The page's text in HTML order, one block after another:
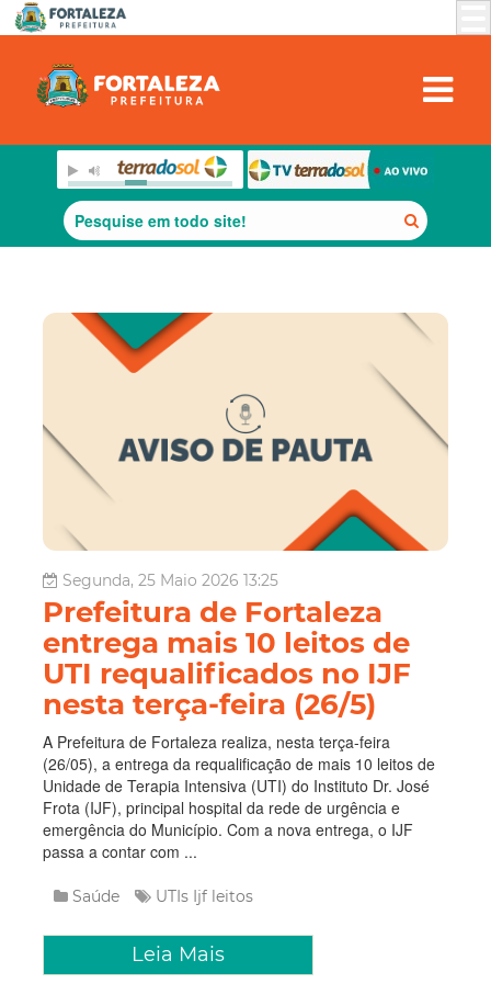
Segunda, 25 Maio 2026 13:25
Prefeitura de Fortaleza
entrega mais 10 leitos de
UTI requalificados no IJF
nesta terça-feira (26/5)
A Prefeitura de Fortaleza realiza, nesta terça-feira
(26/05), a entrega da requalificação de mais 10 leitos de
Unidade de Terapia Intensiva (UTI) do Instituto Dr. José
Frota (IJF), principal hospital da rede de urgência e
emergência do Município. Com a nova entrega, o IJF
passa a contar com ...
Saúde UTIs Ijf leitos
Leia Mais